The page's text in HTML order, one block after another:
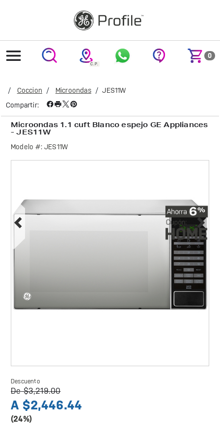
0
Coccion Microondas
JES11W
Compartir:
Microondas 1.1 cuft Blanco espejo GE Appliances
- JES11W
Modelo #: JES11W
Descuento
De$3,219.00
A $2,446.44
(24%)